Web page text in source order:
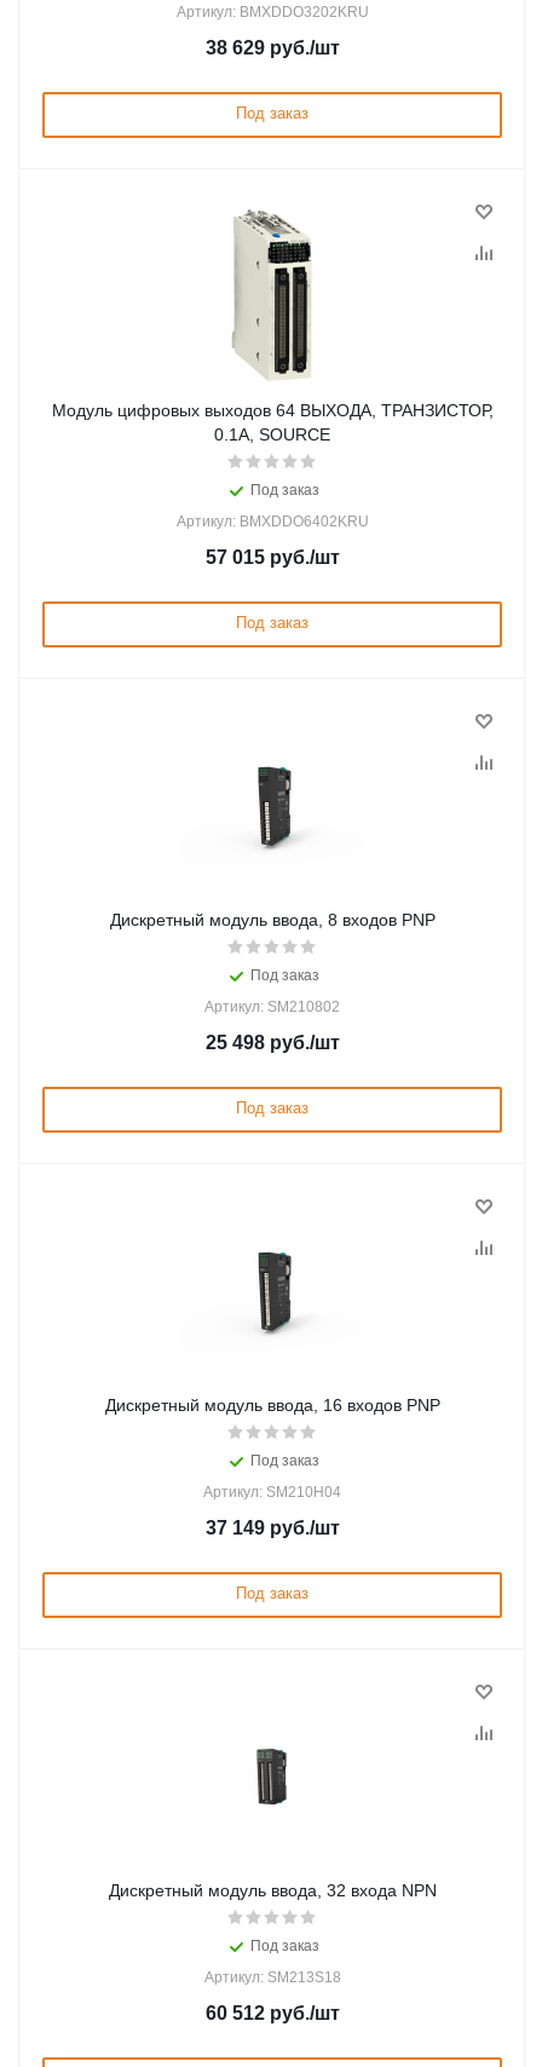
Артикул: BMXDDO3202KRU
38 629руб./шт
Под заказ
Модуль цифровых выходов 64 ВЫХОДА, ТРАНЗИСТОР,
0.1А, SOURCE
Под заказ
Артикул: BMXDDO6402KRU
57 015руб./шт
Под заказ
Дискретный модуль ввода, 8 входов PNP
Под заказ
Артикул: SM210802
25 498руб./шт
Под заказ
Дискретный модуль ввода, 16 входов PNP
Под заказ
Артикул: SM210H04
37 149руб./шт
Под заказ
Дискретный модуль ввода, 32 входа NPN
Под заказ
Артикул: SM213S18
60 512руб./шт